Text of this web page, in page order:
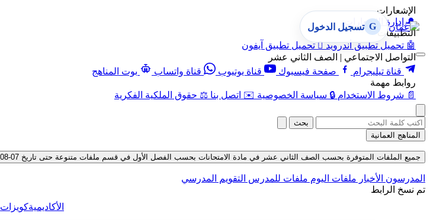
الإشعارات
🔔 إدارة الإشعارات
التطبيقات
🤖 تحميل تطبيق أندرويد  تحميل تطبيق آيفون
التواصل الاجتماعي | الصف الثاني عشر
قناة تيليجرام
صفحة فيسبوك قناة يوتيوب قناة واتساب
بوت المناهج
روابط مهمة
📄 شروط الاستخدام 🔒 سياسة الخصوصية ✉️ اتصل بنا ⚖️ حقوق الملكية الفكرية
G تسجيل الدخول
بحث
المناهج العمانية
جميع الملفات المتوفرة بحسب الصف الثاني عشر في مادة الامتحانات بحسب الفصل الأول في قسم ملفات متنوعة حتى تاريخ 07-08-2026
المدرسون الأخبار ملفات اليوم ملفات للمدرس التقويم المدرسي
تم نسخ الرابط
الأكاديميةكويزات